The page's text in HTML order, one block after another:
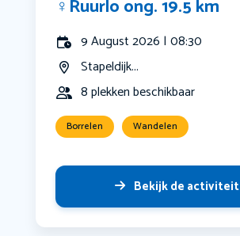
‍♀️Ruurlo ong. 19.5 km
9 August 2026 | 08:30
Stapeldijk...
8 plekken beschikbaar
Borrelen Wandelen
Bekijk de activiteit